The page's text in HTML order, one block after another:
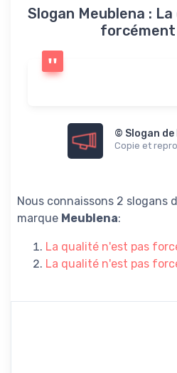
Slogan Meublena :
forcément
© Slogan de
Copie et
Nous connaissons 2 slogans
marque Meublena:
La qualité n'est pas
La qualité n'est pas